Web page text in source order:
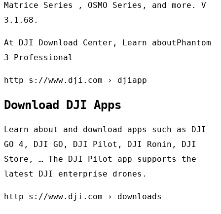
Matrice Series , OSMO Series, and more. V
3.1.68.
At DJI Download Center, Learn aboutPhantom
3 Professional
http s://www.dji.com › djiapp
Download DJI Apps
Learn about and download apps such as DJI
GO 4, DJI GO, DJI Pilot, DJI Ronin, DJI
Store, … The DJI Pilot app supports the
latest DJI enterprise drones.
http s://www.dji.com › downloads